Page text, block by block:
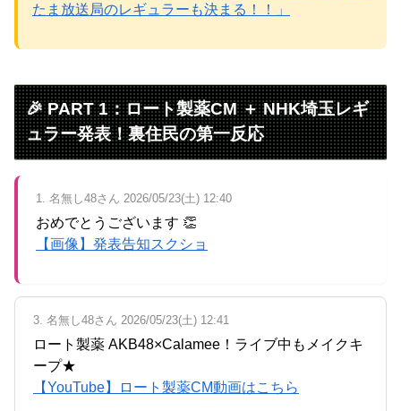
Powered by livedoor 相互RSS
たま放送局のレギュラーも決まる！！」
🎉 PART 1：ロート製薬CM ＋ NHK埼玉レギ
ュラー発表！裏住民の第一反応
1. 名無し48さん 2026/05/23(土) 12:40
おめでとうございます 👏
【画像】発表告知スクショ
3. 名無し48さん 2026/05/23(土) 12:41
ロート製薬 AKB48×Calamee！ライブ中もメイクキ
ープ★
【YouTube】ロート製薬CM動画はこちら